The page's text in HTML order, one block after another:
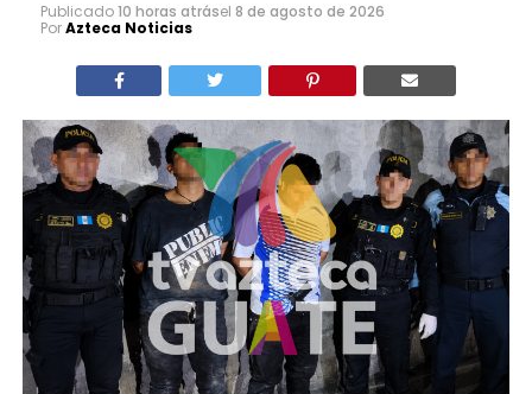
Publicado10 horas atrásel 8 de agosto de 2026
PorAzteca Noticias